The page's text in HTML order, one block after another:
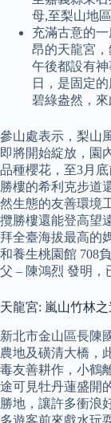
母,至梨山地
充滿古意的
昂的天龍宮
午後都設有
日，是固定
碧綠盎然，來
參山處表示，梨山
即將開始綻放，園
品種櫻花，至3月
勝樓的希利克步道
然生態的友善環境
攬勝樓還能登高望
拜全臺海拔最高的
和養生桃園館 708
父 – 陳鴻烈 發明，
天龍宮: 嵐山竹林
新北市金山區長陳
農地及磺清大橋，
毒友善耕作，小鶴
途可見牡丹蓮盛開
勝地，讓許多衝浪
多遊客前來戲水玩